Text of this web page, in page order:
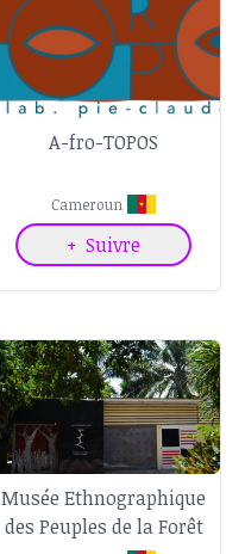
A-fro-TOPOS
Cameroun
+ Suivre
Musée Ethnographique
des Peuples de la Forêt